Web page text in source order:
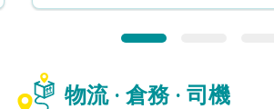
物流 · 倉務 · 司機